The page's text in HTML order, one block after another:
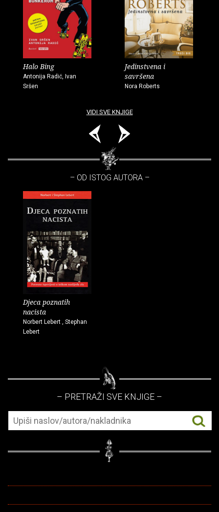
Halo Bing
Antonija Radić, Ivan
Sršen
Jedinstvena i
savršena
Nora Roberts
VIDI SVE KNJIGE
– OD ISTOG AUTORA –
Djeca poznatih
nacista
Norbert Lebert , Stephan
Lebert
– PRETRAŽI SVE KNJIGE –